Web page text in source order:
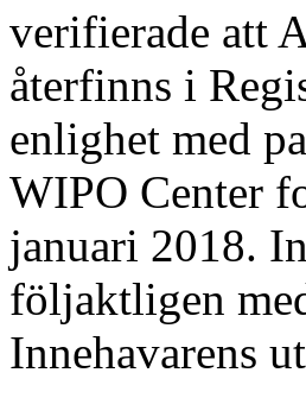
verifierade att
återfinns i
enlighet med
WIPO Center
januari 2018.
följaktligen
Innehavarens